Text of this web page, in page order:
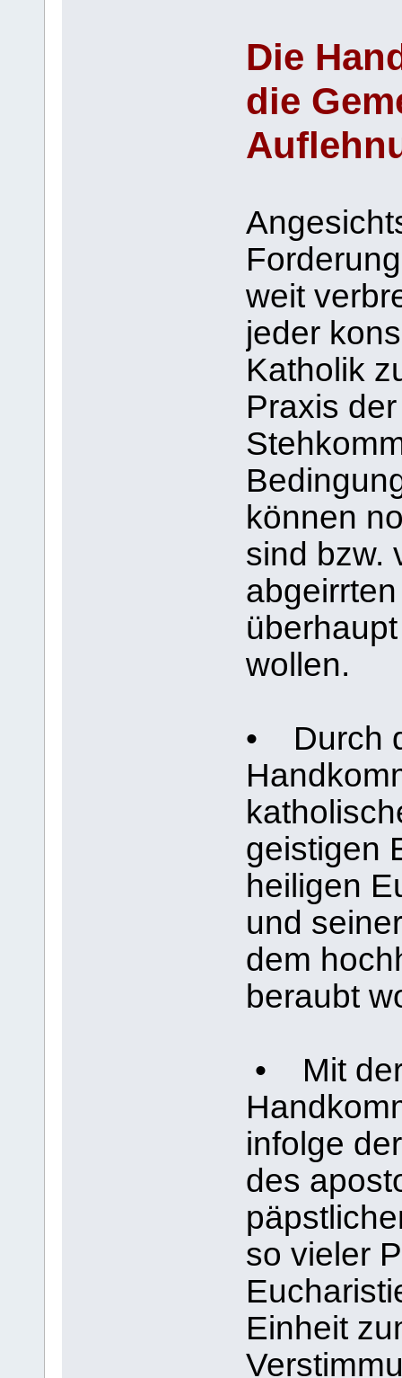
Die
die
weit
jeder
Katholik
Praxis
können
sind bzw.
wollen.
• Durch
geistigen
heiligen
und
dem
beraubt
• Mit
infolge
des
so vieler
Einheit